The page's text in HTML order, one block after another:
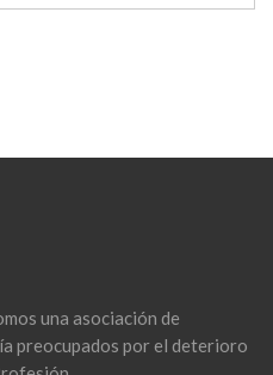
una asociación de
preocupados por el deterioro